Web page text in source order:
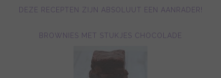
DEZE RECEPTEN ZIJN ABSOLUUT EEN AANRADER!
BROWNIES MET STUKJES CHOCOLADE